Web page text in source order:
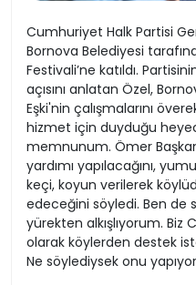
Cumhuriyet Halk Partisi
Bornova Belediyesi
Festivali’ne katıldı.
açısını anlatan Özel,
Eşki'nin çalışmalarını
hizmet için duyduğu
memnunum. Ömer
yardımı yapılacağını,
keçi, koyun verilerek
edeceğini söyledi. Ben de
yürekten alkışlıyorum. Biz
olarak köylerden destek
Ne söylediysek onu